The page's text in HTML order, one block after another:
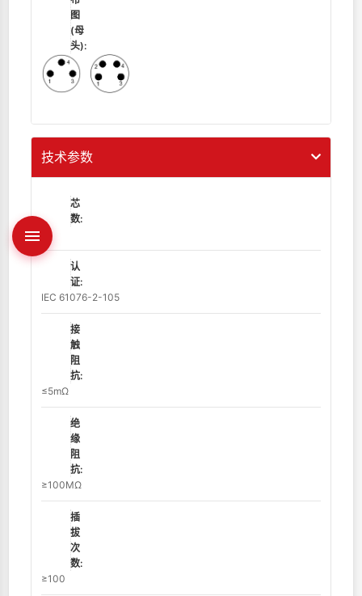
图
(母
头):
技术参数
芯
数:
认
证:
IEC 61076-2-105
接
触
阻
抗:
≤5mΩ
绝
缘
阻
抗:
≥100MΩ
插
拔
次
数:
≥100